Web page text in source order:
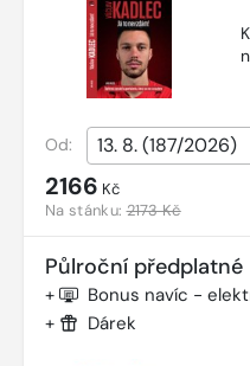
Od:
2166 Kč
Na stánku:2173 Kč
Půlroční předplatné
+ Bonus navíc -
+ Dárek